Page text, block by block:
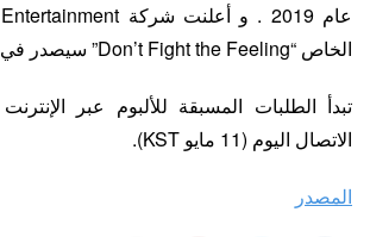
الخاص “Don’t Fight the Feeling” سيصدر في 7 يونيو .
تبدأ الطلبات المسبقة للألبوم عبر
الاتصال اليوم (11 مايو KST).
المصدر